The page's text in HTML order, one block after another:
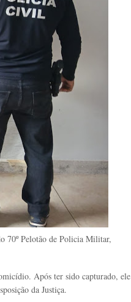
70º Pelotão de Policia Militar,
Após ter sido capturado, ele
da Justiça.